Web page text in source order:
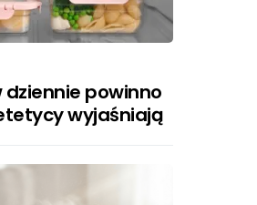
dziennie powinno
wyjaśniają